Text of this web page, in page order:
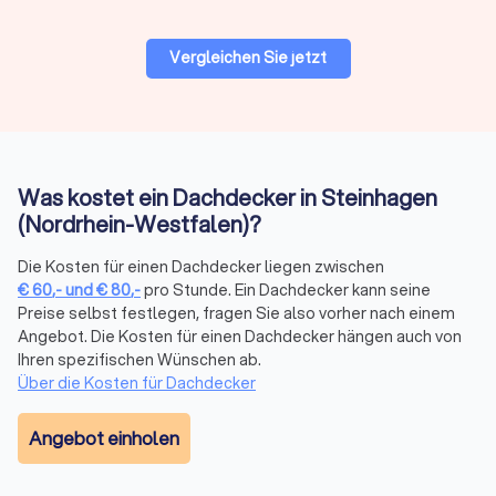
Haben Sie große Pläne für Ihr Dach? Schauen Sie ebenfalls
Bauunternehmen, Solarteuren und Architekten auf
Die Dachdeckerarbeitensind vielfältig: Von der kleinen
Reparatur bis zur Komplettsanierung bieten Dachdecker-
Firmen in Steinhagen (Nordrhein-Westfalen) alle Leistungen
an. Dachdeckerbetriebe können sowohl bei Altbauten als
auch bei Neubauten tätig werden – regional in Ihrer direkten
Umgebung oderüberregional für größere Projekte
Vergleichen Sie jetzt
Was kostet ein Dachdecker in Steinhagen
(Nordrhein-Westfalen)?
Die Kosten für einen Dachdecker liegen zwischen
€60,-und€80,-pro Stunde. Ein Dachdecker kann seine
Preise selbst festlegen, fragen Sie also vorher nach einem
Angebot. Die Kosten für einen Dachdecker hängen auch von
Ihren spezifischen Wünschen ab.
Über die Kosten für Dachdecker
Angebot einholen